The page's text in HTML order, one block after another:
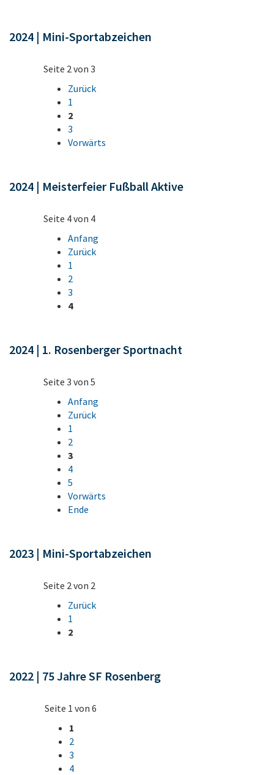
2024 | Mini-Sportabzeichen
Seite 2 von 3
Zurück
1
2
3
Vorwärts
2024 | Meisterfeier Fußball Aktive
Seite 4 von 4
Anfang
Zurück
1
2
3
4
2024 | 1. Rosenberger Sportnacht
Seite 3 von 5
Anfang
Zurück
1
2
3
4
5
Vorwärts
Ende
2023 | Mini-Sportabzeichen
Seite 2 von 2
Zurück
1
2
2022 | 75 Jahre SF Rosenberg
Seite 1 von 6
1
2
3
4